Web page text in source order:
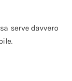
serve davvero